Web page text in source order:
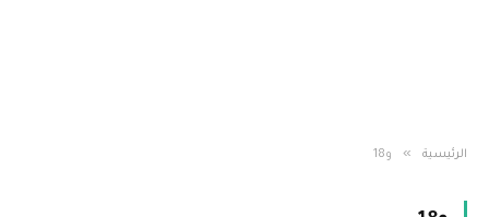
الرئيسية » و18